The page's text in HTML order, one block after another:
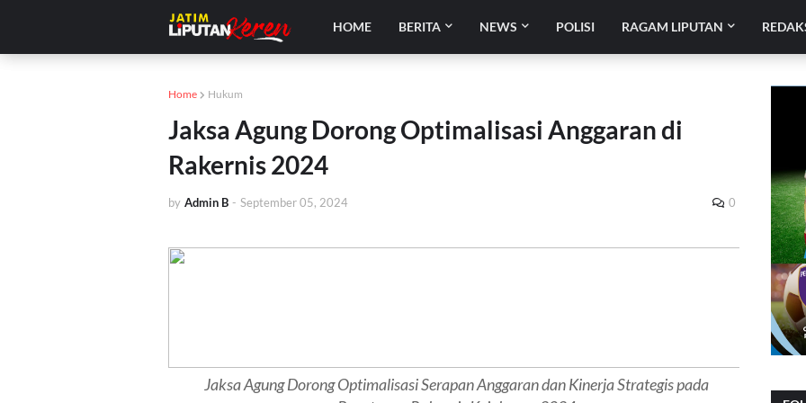
HOME BERITA NEWS POLISI RAGAM LIPUTAN
Home Hukum
Jaksa Agung Dorong Optimalisasi Anggaran di
Rakernis 2024
by Admin B - September 05, 2024 0
Jaksa Agung Dorong Optimalisasi Serapan Anggaran dan Kinerja Strategis pada